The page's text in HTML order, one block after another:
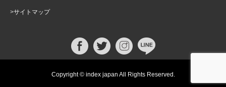
サイトマップ
Copyright © index japan All Rights Reserved.